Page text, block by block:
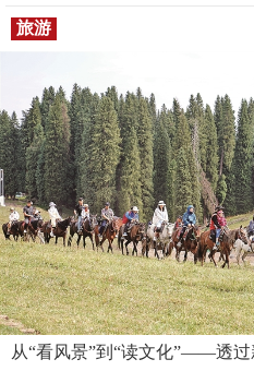
旅游
从“看风景”到“读文化”——透过